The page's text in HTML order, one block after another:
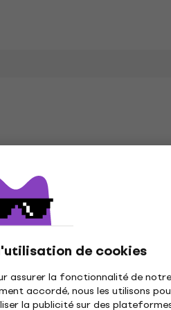
de cookies
assurer la fonctionnalité de notre
accordé, nous les utilisons
la publicité sur des